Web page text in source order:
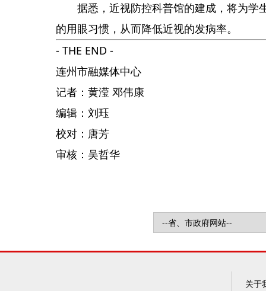
据悉，近视防控科普馆的建成，将为学
的用眼习惯，从而降低近视的发病率。
- THE END -
连州市融媒体中心
记者：黄滢 邓伟康
编辑：刘珏
校对：唐芳
审核：吴哲华
关于